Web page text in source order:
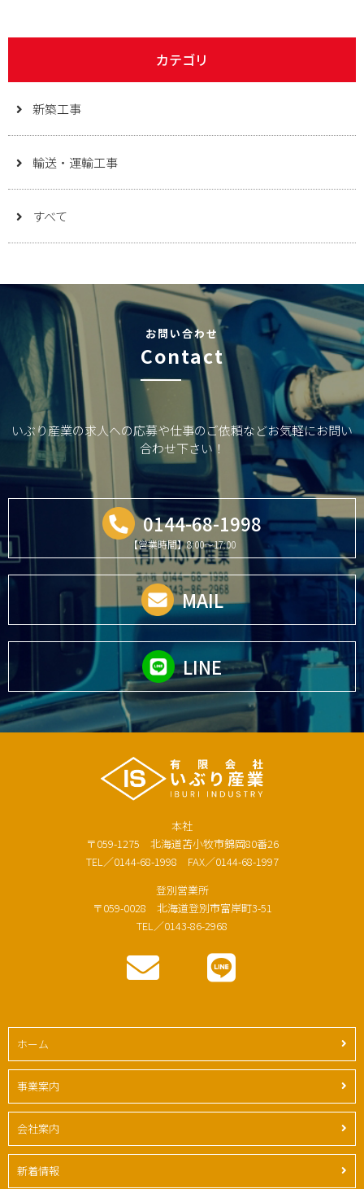
カテゴリ
新築工事
輸送・運輸工事
すべて
お問い合わせ
Contact
いぶり産業の求人への応募や仕事のご依頼などお気軽にお問い
合わせ下さい！
0144-68-1998
【営業時間】8:00～17:00
MAIL
LINE
本社
〒059-1275 北海道苫小牧市錦岡80番26
TEL／0144-68-1998 FAX／0144-68-1997
登別営業所
〒059-0028 北海道登別市富岸町3-51
TEL／0143-86-2968
ホーム
事業案内
会社案内
新着情報